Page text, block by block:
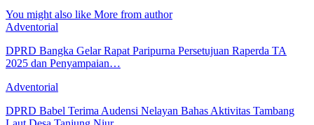
You might also like More from author
Adventorial
DPRD Bangka Gelar Rapat Paripurna Persetujuan Raperda TA
2025 dan Penyampaian…
Adventorial
DPRD Babel Terima Audensi Nelayan Bahas Aktivitas Tambang